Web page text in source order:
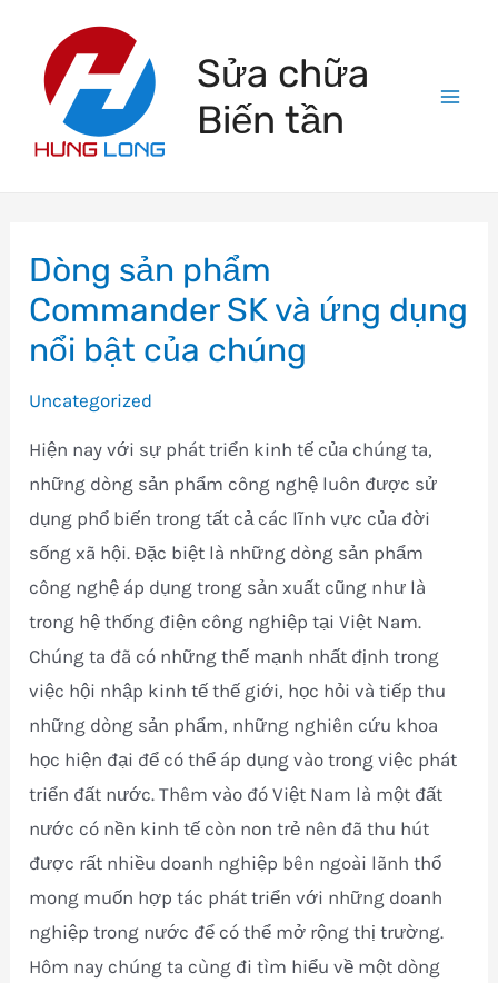
content
Sửa chữa
Biến tần
Dòng sản phẩm
Commander SK và ứng dụng
nổi bật của chúng
Uncategorized
Hiện nay với sự phát triển kinh tế của chúng ta,
những dòng sản phẩm công nghệ luôn được sử
dụng phổ biến trong tất cả các lĩnh vực của đời
sống xã hội. Đặc biệt là những dòng sản phẩm
công nghệ áp dụng trong sản xuất cũng như là
trong hệ thống điện công nghiệp tại Việt Nam.
Chúng ta đã có những thế mạnh nhất định trong
việc hội nhập kinh tế thế giới, học hỏi và tiếp thu
những dòng sản phẩm, những nghiên cứu khoa
học hiện đại để có thể áp dụng vào trong việc phát
triển đất nước. Thêm vào đó Việt Nam là một đất
nước có nền kinh tế còn non trẻ nên đã thu hút
được rất nhiều doanh nghiệp bên ngoài lãnh thổ
mong muốn hợp tác phát triển với những doanh
nghiệp trong nước để có thể mở rộng thị trường.
Hôm nay chúng ta cùng đi tìm hiểu về một dòng